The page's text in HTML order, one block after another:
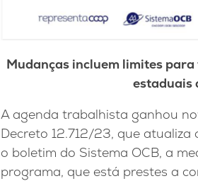
Mudanças incluem limites
estaduais
A agenda trabalhista ganhou
Decreto 12.712/23, que atualiza
o boletim do Sistema OCB, a
programa, que está prestes a